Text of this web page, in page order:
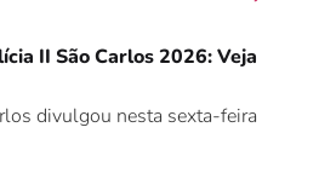
II São Carlos 2026: Veja
divulgou nesta sexta-feira